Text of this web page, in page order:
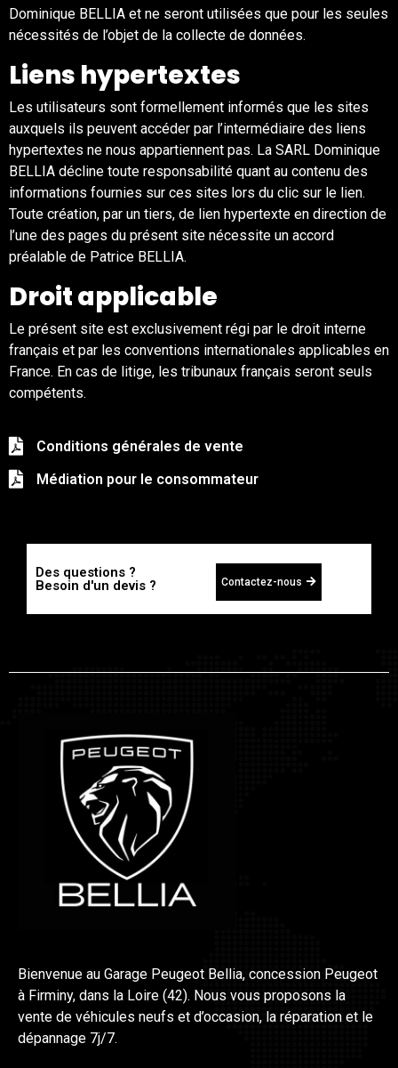
Dominique BELLIA et ne seront utilisées que pour les seules
nécessités de l’objet de la collecte de données.
Liens hypertextes
Les utilisateurs sont formellement informés que les sites
auxquels ils peuvent accéder par l’intermédiaire des liens
hypertextes ne nous appartiennent pas. La SARL Dominique
BELLIA décline toute responsabilité quant au contenu des
informations fournies sur ces sites lors du clic sur le lien.
Toute création, par un tiers, de lien hypertexte en direction de
l’une des pages du présent site nécessite un accord
préalable de Patrice BELLIA.
Droit applicable
Le présent site est exclusivement régi par le droit interne
français et par les conventions internationales applicables en
France. En cas de litige, les tribunaux français seront seuls
compétents.
Conditions générales de vente
Médiation pour le consommateur
Des questions ?
Besoin d'un devis ?
Contactez-nous
Bienvenue au Garage Peugeot Bellia, concession Peugeot
à Firminy, dans la Loire (42). Nous vous proposons la
vente de véhicules neufs et d’occasion, la réparation et le
dépannage 7j/7.